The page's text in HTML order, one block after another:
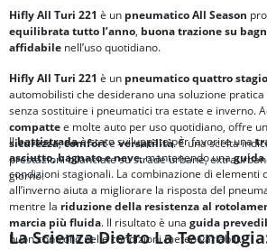
Hifly All Turi 221 è un pneumatico All Season
equilibrata tutto l’anno, buona trazione su
affidabile nell’uso quotidiano.
Hifly All Turi 221 è un pneumatico quattro
automobilisti che desiderano una soluzione
senza sostituire i pneumatici tra estate e inverno.
compattee molte auto per uso quotidiano, offre un
sicurezza,comforteversatilità. È una scelta
prestazioni bilanciate su strade urbane,
giorno.
Ilbattistradaè stato sviluppato per favorire una
asciutto, bagnato e neve, mantenendo una
condizioni stagionali. La combinazione di elementi
all’inverno aiuta a migliorare la risposta del
mentre la riduzione della resistenza al
marcia più fluida. Il risultato è una guida
buon controllo nelle condizioni meteo variabili.
La Scienza Dietro La